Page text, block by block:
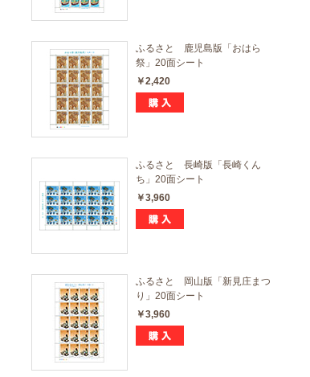
ふるさと 鹿児島版「おはら
祭」20面シート
￥2,420
ふるさと 長崎版「長崎くん
ち」20面シート
￥3,960
ふるさと 岡山版「新見庄まつ
り」20面シート
￥3,960